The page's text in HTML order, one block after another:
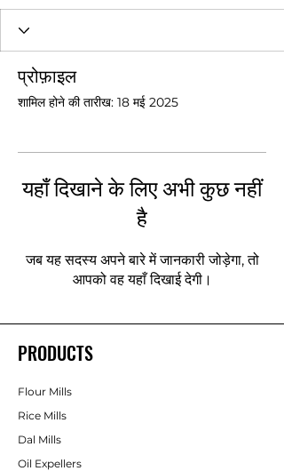
प्रोफ़ाइल
शामिल होने की तारीख: 18 मई 2025
यहाँ दिखाने के लिए अभी कुछ नहीं
है
जब यह सदस्य अपने बारे में जानकारी जोड़ेगा, तो
आपको वह यहाँ दिखाई देगी।
PRODUCTS
Flour Mills
Rice Mills
Dal Mills
Oil Expellers